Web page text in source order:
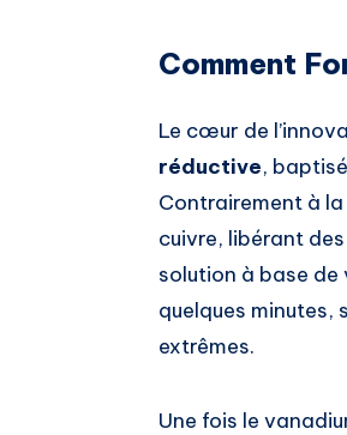
Comment
Le cœur de
réductive,
Contrairement à
cuivre, libérant
solution à base de
quelques minutes,
extrêmes.
Une fois le